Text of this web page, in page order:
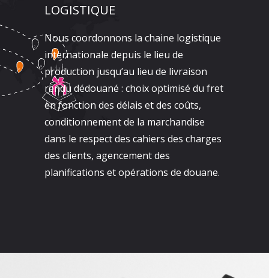
LOGISTIQUE
Nous coordonnons la chaine logistique
internationale depuis le lieu de
production jusqu’au lieu de livraison
rendu dédouané : choix optimisé du fret
en fonction des délais et des coûts,
conditionnement de la marchandise
dans le respect des cahiers des charges
des clients, agencement des
planifications et opérations de douane.